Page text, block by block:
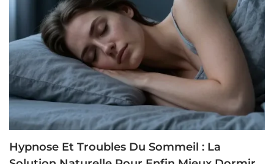
Hypnose Et Troubles Du Sommeil : La